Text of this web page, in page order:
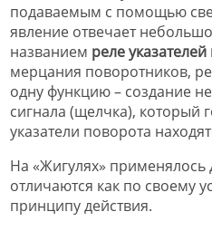
подаваемым с помощью
явление отвечает
названием реле
мерцания поворотников,
одну функцию – создание
сигнала (щелчка), который
указатели поворота
На «Жигулях» применялось
отличаются как по своему
принципу действия.